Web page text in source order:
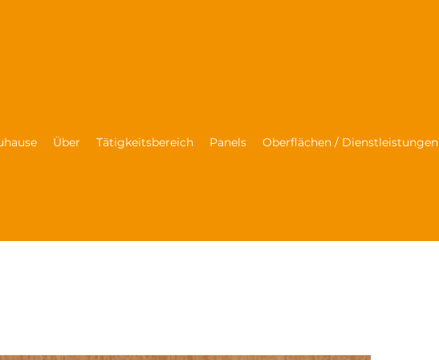
Über Tätigkeitsbereich Panels Oberflächen / Dienstleistungen